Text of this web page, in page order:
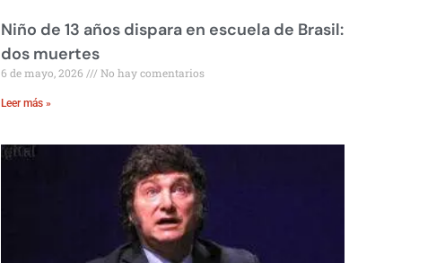
Niño de 13 años dispara en escuela de Brasil:
dos muertes
6 de mayo, 2026 No hay comentarios
Leer más »